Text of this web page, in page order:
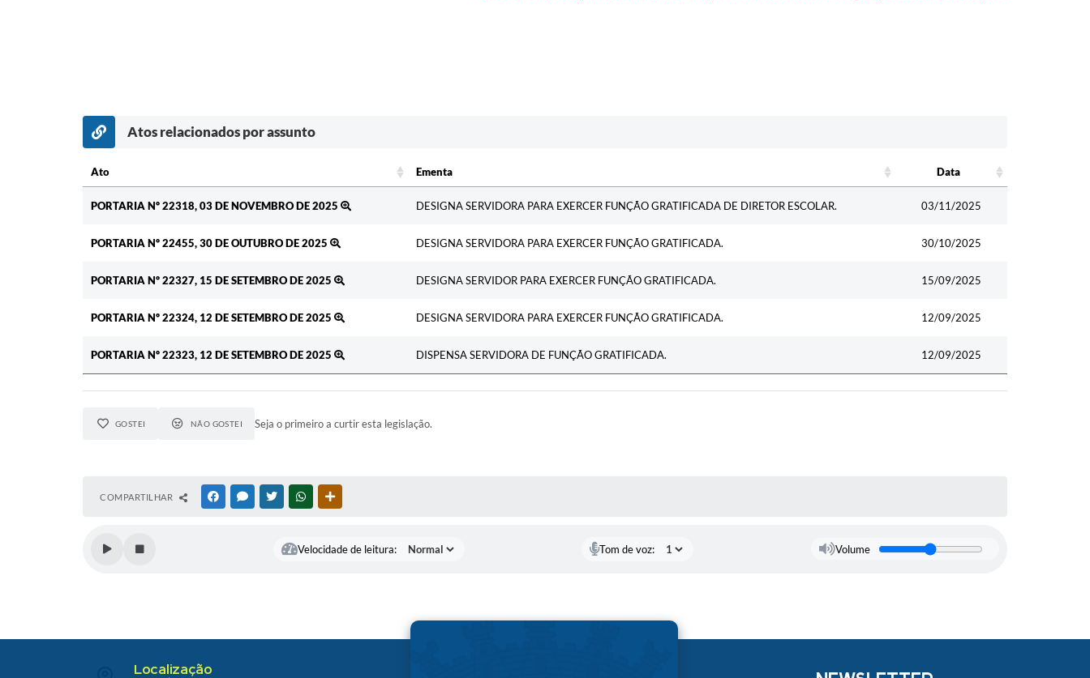
Atos relacionados por assunto
Ato Ementa
Data
PORTARIA Nº 22318, 03 DE NOVEMBRO DE 2025
DESIGNA SERVIDORA PARA EXERCER FUNÇÃO GRATIFICADA DE DIRETOR ESCOLAR. 03/11/2025
PORTARIA Nº 22455, 30 DE OUTUBRO DE 2025 DESIGNA SERVIDORA PARA EXERCER FUNÇÃO GRATIFICADA. 30/10/2025
PORTARIA Nº 22327, 15 DE SETEMBRO DE 2025 DESIGNA SERVIDOR PARA EXERCER FUNÇÃO GRATIFICADA. 15/09/2025
PORTARIA Nº 22324, 12 DE SETEMBRO DE 2025 DESIGNA SERVIDORA PARA EXERCER FUNÇÃO GRATIFICADA. 12/09/2025
PORTARIA Nº 22323, 12 DE SETEMBRO DE 2025 DISPENSA SERVIDORA DE FUNÇÃO GRATIFICADA. 12/09/2025
GOSTEI NÃO GOSTEI Seja o primeiro a curtir esta legislação.
COMPARTILHAR FACEBOOKMESSENGER
TWITTERWHATSAPP
Velocidade de leitura: Tom de voz: Volume
Localização